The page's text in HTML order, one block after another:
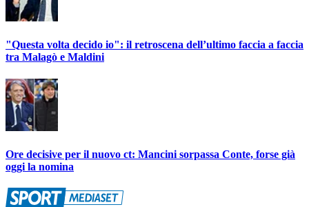
"Questa volta decido io": il retroscena dell’ultimo faccia a faccia
tra Malagò e Maldini
Ore decisive per il nuovo ct: Mancini sorpassa Conte, forse già
oggi la nomina